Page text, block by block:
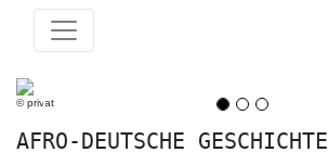
© privat
AFRO-DEUTSCHE GESCHICHTE